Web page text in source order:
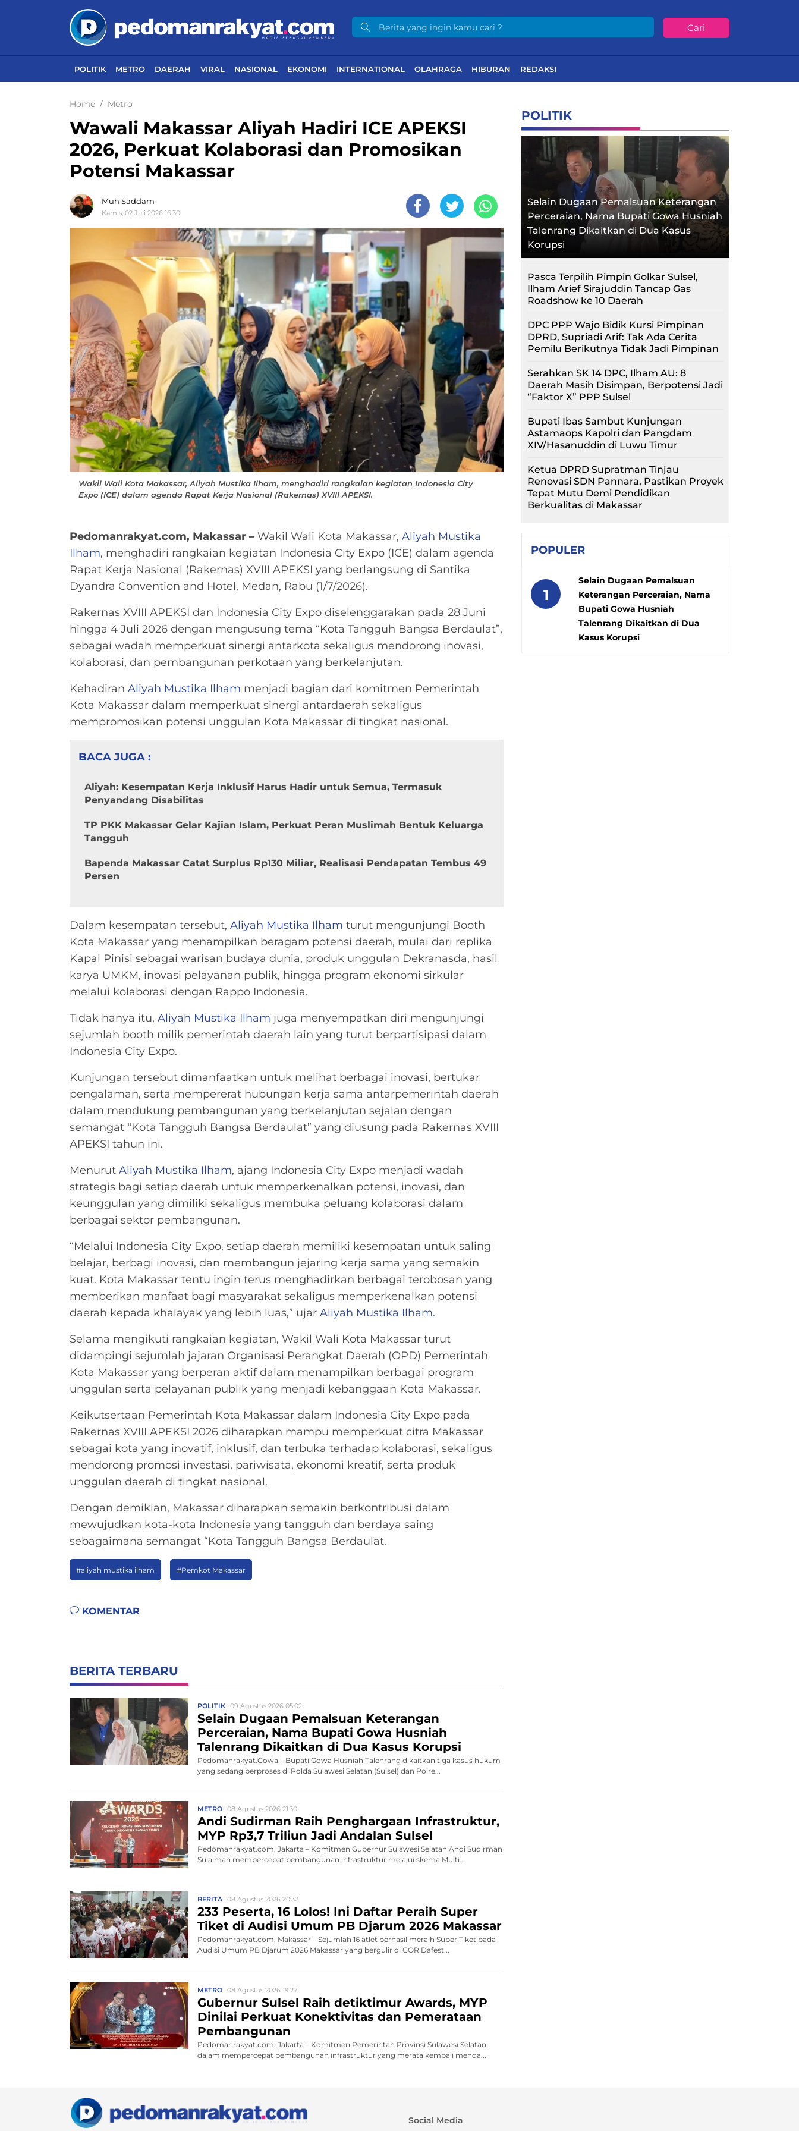
Cari
POLITIK METRO DAERAH VIRAL NASIONAL EKONOMI INTERNATIONAL OLAHRAGA HIBURAN REDAKSI
Home Metro
Wawali Makassar Aliyah Hadiri ICE APEKSI
2026, Perkuat Kolaborasi dan Promosikan
Potensi Makassar
Muh Saddam
Kamis, 02 Juli 2026 16:30
Wakil Wali Kota Makassar, Aliyah Mustika Ilham, menghadiri rangkaian kegiatan Indonesia City
Expo (ICE) dalam agenda Rapat Kerja Nasional (Rakernas) XVIII APEKSI.
Pedomanrakyat.com, Makassar – Wakil Wali Kota Makassar, Aliyah Mustika
Ilham, menghadiri rangkaian kegiatan Indonesia City Expo (ICE) dalam agenda
Rapat Kerja Nasional (Rakernas) XVIII APEKSI yang berlangsung di Santika
Dyandra Convention and Hotel, Medan, Rabu (1/7/2026).
Rakernas XVIII APEKSI dan Indonesia City Expo diselenggarakan pada 28 Juni
hingga 4 Juli 2026 dengan mengusung tema “Kota Tangguh Bangsa Berdaulat”,
sebagai wadah memperkuat sinergi antarkota sekaligus mendorong inovasi,
kolaborasi, dan pembangunan perkotaan yang berkelanjutan.
Kehadiran Aliyah Mustika Ilham menjadi bagian dari komitmen Pemerintah
Kota Makassar dalam memperkuat sinergi antardaerah sekaligus
mempromosikan potensi unggulan Kota Makassar di tingkat nasional.
BACA JUGA :
Aliyah: Kesempatan Kerja Inklusif Harus Hadir untuk Semua, Termasuk
Penyandang Disabilitas
TP PKK Makassar Gelar Kajian Islam, Perkuat Peran Muslimah Bentuk Keluarga
Tangguh
Bapenda Makassar Catat Surplus Rp130 Miliar, Realisasi Pendapatan Tembus 49
Persen
Dalam kesempatan tersebut, Aliyah Mustika Ilham turut mengunjungi Booth
Kota Makassar yang menampilkan beragam potensi daerah, mulai dari replika
Kapal Pinisi sebagai warisan budaya dunia, produk unggulan Dekranasda, hasil
karya UMKM, inovasi pelayanan publik, hingga program ekonomi sirkular
melalui kolaborasi dengan Rappo Indonesia.
Tidak hanya itu, Aliyah Mustika Ilham juga menyempatkan diri mengunjungi
sejumlah booth milik pemerintah daerah lain yang turut berpartisipasi dalam
Indonesia City Expo.
Kunjungan tersebut dimanfaatkan untuk melihat berbagai inovasi, bertukar
pengalaman, serta mempererat hubungan kerja sama antarpemerintah daerah
dalam mendukung pembangunan yang berkelanjutan sejalan dengan
semangat “Kota Tangguh Bangsa Berdaulat” yang diusung pada Rakernas XVIII
APEKSI tahun ini.
Menurut Aliyah Mustika Ilham, ajang Indonesia City Expo menjadi wadah
strategis bagi setiap daerah untuk memperkenalkan potensi, inovasi, dan
keunggulan yang dimiliki sekaligus membuka peluang kolaborasi dalam
berbagai sektor pembangunan.
“Melalui Indonesia City Expo, setiap daerah memiliki kesempatan untuk saling
belajar, berbagi inovasi, dan membangun jejaring kerja sama yang semakin
kuat. Kota Makassar tentu ingin terus menghadirkan berbagai terobosan yang
memberikan manfaat bagi masyarakat sekaligus memperkenalkan potensi
daerah kepada khalayak yang lebih luas,” ujar Aliyah Mustika Ilham.
Selama mengikuti rangkaian kegiatan, Wakil Wali Kota Makassar turut
didampingi sejumlah jajaran Organisasi Perangkat Daerah (OPD) Pemerintah
Kota Makassar yang berperan aktif dalam menampilkan berbagai program
unggulan serta pelayanan publik yang menjadi kebanggaan Kota Makassar.
Keikutsertaan Pemerintah Kota Makassar dalam Indonesia City Expo pada
Rakernas XVIII APEKSI 2026 diharapkan mampu memperkuat citra Makassar
sebagai kota yang inovatif, inklusif, dan terbuka terhadap kolaborasi, sekaligus
mendorong promosi investasi, pariwisata, ekonomi kreatif, serta produk
unggulan daerah di tingkat nasional.
Dengan demikian, Makassar diharapkan semakin berkontribusi dalam
mewujudkan kota-kota Indonesia yang tangguh dan berdaya saing
sebagaimana semangat “Kota Tangguh Bangsa Berdaulat.
#aliyah mustika ilham #Pemkot Makassar
KOMENTAR
BERITA TERBARU
POLITIK 09 Agustus 2026 05:02
Selain Dugaan Pemalsuan Keterangan
Perceraian, Nama Bupati Gowa Husniah
Talenrang Dikaitkan di Dua Kasus Korupsi
Pedomanrakyat.Gowa – Bupati Gowa Husniah Talenrang dikaitkan tiga kasus hukum
yang sedang berproses di Polda Sulawesi Selatan (Sulsel) dan Polre...
METRO 08 Agustus 2026 21:30
Andi Sudirman Raih Penghargaan Infrastruktur,
MYP Rp3,7 Triliun Jadi Andalan Sulsel
Pedomanrakyat.com, Jakarta – Komitmen Gubernur Sulawesi Selatan Andi Sudirman
Sulaiman mempercepat pembangunan infrastruktur melalui skema Multi...
BERITA 08 Agustus 2026 20:32
233 Peserta, 16 Lolos! Ini Daftar Peraih Super
Tiket di Audisi Umum PB Djarum 2026 Makassar
Pedomanrakyat.com, Makassar – Sejumlah 16 atlet berhasil meraih Super Tiket pada
Audisi Umum PB Djarum 2026 Makassar yang bergulir di GOR Dafest...
METRO 08 Agustus 2026 19:27
Gubernur Sulsel Raih detiktimur Awards, MYP
Dinilai Perkuat Konektivitas dan Pemerataan
Pembangunan
Pedomanrakyat.com, Jakarta – Komitmen Pemerintah Provinsi Sulawesi Selatan
dalam mempercepat pembangunan infrastruktur yang merata kembali menda...
POLITIK
Selain Dugaan Pemalsuan Keterangan
Perceraian, Nama Bupati Gowa Husniah
Talenrang Dikaitkan di Dua Kasus
Korupsi
Pasca Terpilih Pimpin Golkar Sulsel,
Ilham Arief Sirajuddin Tancap Gas
Roadshow ke 10 Daerah
DPC PPP Wajo Bidik Kursi Pimpinan
DPRD, Supriadi Arif: Tak Ada Cerita
Pemilu Berikutnya Tidak Jadi Pimpinan
Serahkan SK 14 DPC, Ilham AU: 8
Daerah Masih Disimpan, Berpotensi Jadi
“Faktor X” PPP Sulsel
Bupati Ibas Sambut Kunjungan
Astamaops Kapolri dan Pangdam
XIV/Hasanuddin di Luwu Timur
Ketua DPRD Supratman Tinjau
Renovasi SDN Pannara, Pastikan Proyek
Tepat Mutu Demi Pendidikan
Berkualitas di Makassar
POPULER
1
Selain Dugaan Pemalsuan
Keterangan Perceraian, Nama
Bupati Gowa Husniah
Talenrang Dikaitkan di Dua
Kasus Korupsi
Social Media